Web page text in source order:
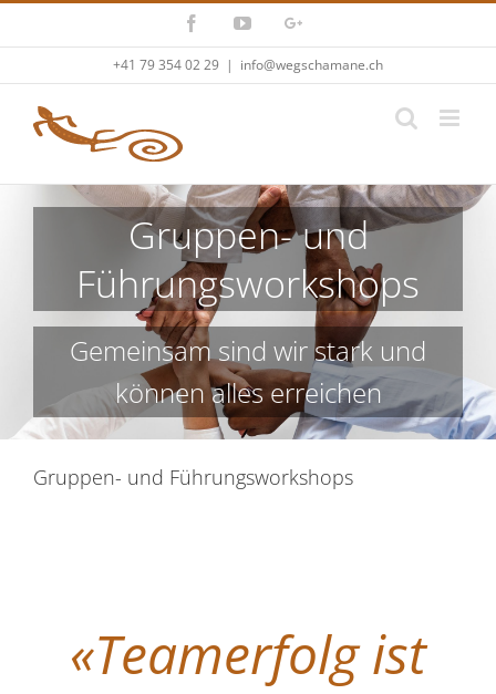
FacebookYouTubeGoogle+
+41 79 354 02 29 | info@wegschamane.ch
Gruppen- und
Führungsworkshops
Gemeinsam sind wir stark und
können alles erreichen
Gruppen- und Führungsworkshops
«Teamerfolg ist